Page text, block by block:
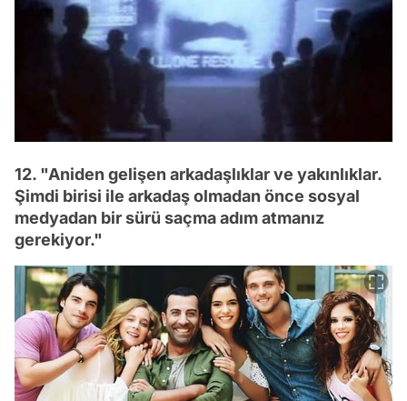
12. "Aniden gelişen arkadaşlıklar ve yakınlıklar.
Şimdi birisi ile arkadaş olmadan önce sosyal
medyadan bir sürü saçma adım atmanız
gerekiyor."